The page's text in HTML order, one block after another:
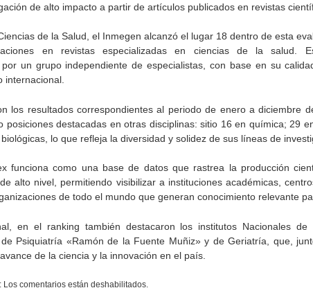
de alto impacto a partir de artículos publicados en revistas
de la Salud, el Inmegen alcanzó el lugar 18 dentro de esta
en revistas especializadas en ciencias de la salud.
por un grupo independiente de especialistas, con base en su
internacional.
los resultados correspondientes al periodo de enero a diciembre
posiciones destacadas en otras disciplinas: sitio 16 en química; 29
lo que refleja la diversidad y solidez de sus líneas de
funciona como una base de datos que rastrea la producción
alto nivel, permitiendo visibilizar a instituciones académicas,
de todo el mundo que generan conocimiento relevante
en el ranking también destacaron los institutos Nacionales de
Psiquiatría «Ramón de la Fuente Muñiz» y de Geriatría, que,
de la ciencia y la innovación en el país.
: Los comentarios están deshabilitados.